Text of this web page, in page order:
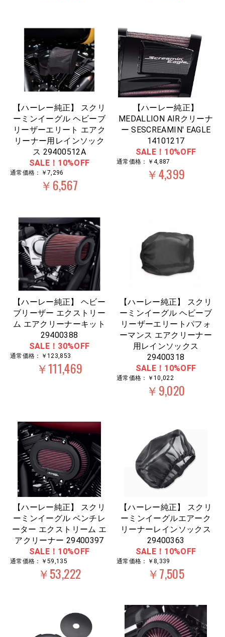
【ハーレー純正】 スクリ
ーミンイーグル ヘビーブ
リーザーエリート エアク
リーナー用レインソック
ス 29400512A
SALE！10%OFF
通常価格：￥7,296
￥6,567
【ハーレー純正】
MEDALLION AIRクリーナ
ー SESCREAMIN' EAGLE
14101217
SALE！10%OFF
通常価格：￥4,887
￥4,399
【ハーレー純正】 ヘビー
ブリーザー エクストリー
ム エアクリーナーキット
29400388
SALE！30%OFF
通常価格：￥123,853
￥111,469
【ハーレー純正】 スクリ
ーミンイーグル ヘビーブ
リーザーエリートパフォ
ーマンス エアクリーナー
用レインソックス
29400318
SALE！10%OFF
通常価格：￥10,022
￥9,020
【ハーレー純正】 スクリ
ーミンイーグル ベンチレ
ーター エクストリーム エ
アクリーナー 29400397
SALE！10%OFF
通常価格：￥59,135
￥53,222
【ハーレー純正】 スクリ
ーミンイーグルエアーク
リーナーレインソックス
29400363
SALE！10%OFF
通常価格：￥8,339
￥7,505